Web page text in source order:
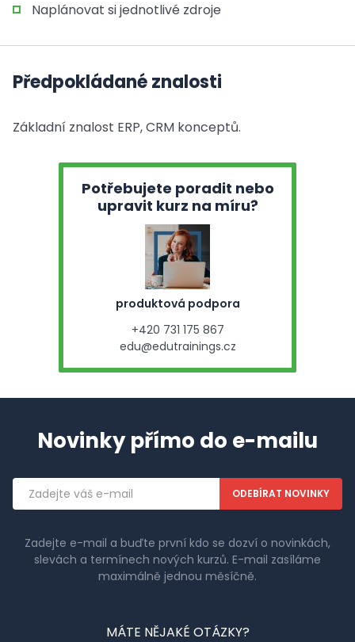
Naplánovat si jednotlivé zdroje
Předpokládané znalosti
Základní znalost ERP, CRM konceptů.
Potřebujete poradit nebo
upravit kurz na míru?
produktová podpora
+420 731 175 867
edu@edutrainings.cz
Novinky přímo do e-mailu
Emailová
adresa
Zadejte e-mail a buďte první kdo se dozví o novinkách,
slevách a termínech nových kurzů. E-mail zasíláme
maximálně jednou měsíčně.
MÁTE NĚJAKÉ OTÁZKY?